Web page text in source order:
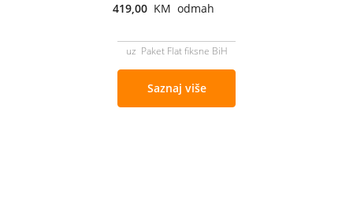
419,00 KM odmah
uz Paket Flat fiksne BiH
Saznaj više